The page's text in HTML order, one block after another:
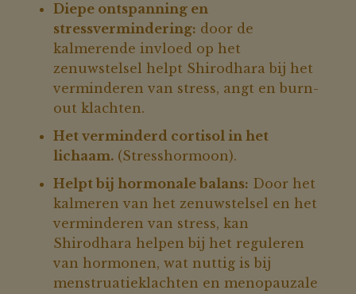
Diepe ontspanning en
stressvermindering: door de
kalmerende invloed op het
zenuwstelsel helpt Shirodhara bij het
verminderen van stress, angt en burn-
out klachten.
Het verminderd cortisol in het
lichaam.(Stresshormoon).
Helpt bij hormonale balans: Door het
kalmeren van het zenuwstelsel en het
verminderen van stress, kan
Shirodhara helpen bij het reguleren
van hormonen, wat nuttig is bij
menstruatieklachten en menopauzale